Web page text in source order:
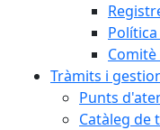
Tràmits i
Punts
Catàleg de